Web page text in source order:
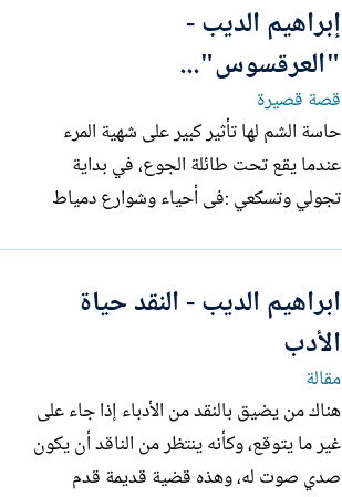
من يقصص على صغارهن منذ توظيف
الحكاية للتربية والوعظ والوعيد ومن قبلهن
شهرزاد سيدة الحكائين شرقا وغربا ،...
إبراهيم الديب -
"العرقسوس"...
قصة قصيرة
حاسة الشم لها تأثير كبير على شهية المرء
عندما يقع تحت طائلة الجوع، في بداية
تجولي وتسكعي :فى أحياء وشوارع دمياط
واحساس ببروز نفسي : فى علاقة جدلية شبه
معقدة لحد ما بيني وبينها، لكوني أعتبر كل ما
عرفت ومارست...
ابراهيم الديب - النقد حياة
الأدب
مقالة
هناك من يضيق بالنقد من الأدباء إذا جاء على
غير ما يتوقع، وكأنه ينتظر من الناقد أن يكون
صدي صوت له، وهذه قضية قديمة قدم